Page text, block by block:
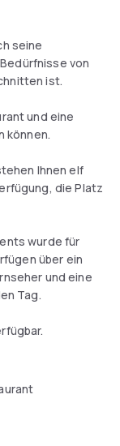
seine
von
ist.
und eine
können.
Ihnen elf
die Platz
wurde für
über ein
und eine
Tag.